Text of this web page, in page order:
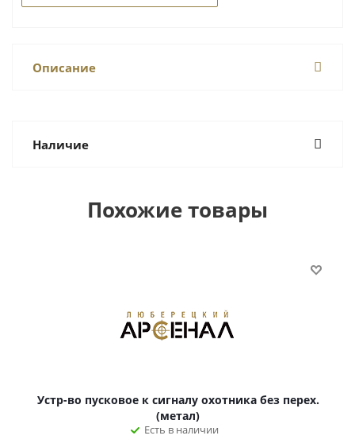
Описание
Наличие
Похожие товары
Устр-во пусковое к сигналу охотника без перех.
(метал)
Есть в наличии